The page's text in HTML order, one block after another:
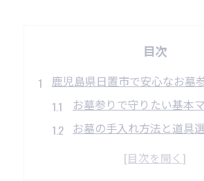
目次
鹿児島県日置市で安心なお墓
お墓参りで守りたい基本
お墓の手入れ方法と道具
お墓参りが心をつなぐ家